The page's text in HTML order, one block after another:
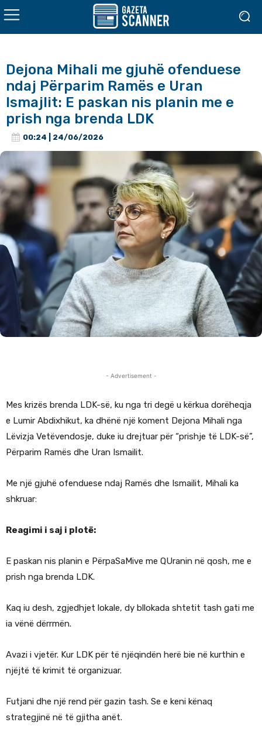
Dejona Mihali me gjuhë ofenduese
ndaj Përparim Ramës e Uran
Ismajlit: E paskan nis planin me e
prish nga brenda LDK
00:24 | 24/06/2026
- Advertisement -
Mes krizës brenda LDK-së, ku nga tri degë u kërkua dorëheqja
e Lumir Abdixhikut, ka dhënë një koment Dejona Mihali nga
Lëvizja Vetëvendosje, duke iu drejtuar për “prishje të LDK-së”,
Përparim Ramës dhe Uran Ismailit.
Me një gjuhë ofenduese ndaj Ramës dhe Ismailit, Mihali ka
shkruar:
Reagimi i saj i plotë:
E paskan nis planin e PërpaSaMive me QUranin në qosh, me e
prish nga brenda LDK.
Kaq iu desh, zgjedhjet lokale, dy bllokada shtetit tash gati me
ia vënë dërrmën.
Avazi i vjetër. Kur LDK për të njëqindën herë bie në kurthin e
njëjtë të krimit të organizuar.
Futjani dhe një rend për gazin tash. Se e keni kënaq
strategjinë në të gjitha anët.